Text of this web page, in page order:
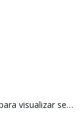
Use as ferramentas Zoom e Panorâmica para visualizar seu modelo